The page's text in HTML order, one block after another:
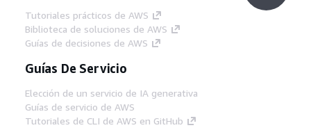
Tutoriales prácticos de AWS
Biblioteca de soluciones de AWS
Guías de decisiones de AWS
Guías De Servicio
Elección de un servicio de IA generativa
Guías de servicio de AWS
Tutoriales de CLI de AWS en GitHub